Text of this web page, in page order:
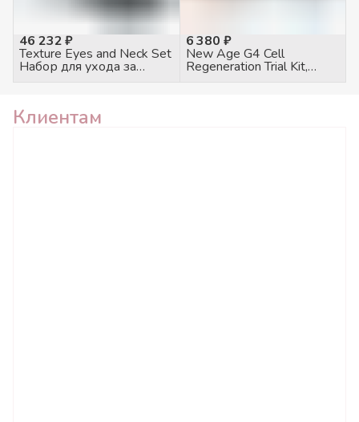
46 232 ₽
Texture Eyes and Neck Set
Набор для ухода за
6 380 ₽
New Age G4 Cell
Regeneration Trial Kit,
Клиентам